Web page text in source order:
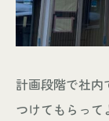
計画段階で社
つけてもらって